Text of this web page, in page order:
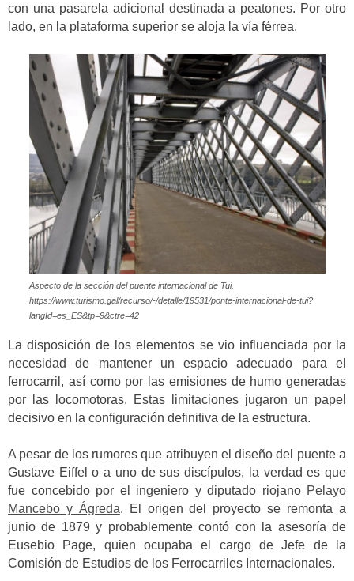
con una pasarela adicional destinada a peatones. Por otro
lado, en la plataforma superior se aloja la vía férrea.
Aspecto de la sección del puente internacional de Tui.
https://www.turismo.gal/recurso/-/detalle/19531/ponte-internacional-de-tui?
langId=es_ES&tp=9&ctre=42
La disposición de los elementos se vio influenciada por la
necesidad de mantener un espacio adecuado para el
ferrocarril, así como por las emisiones de humo generadas
por las locomotoras. Estas limitaciones jugaron un papel
decisivo en la configuración definitiva de la estructura.
A pesar de los rumores que atribuyen el diseño del puente a
Gustave Eiffel o a uno de sus discípulos, la verdad es que
fue concebido por el ingeniero y diputado riojano Pelayo
Mancebo y Ágreda. El origen del proyecto se remonta a
junio de 1879 y probablemente contó con la asesoría de
Eusebio Page, quien ocupaba el cargo de Jefe de la
Comisión de Estudios de los Ferrocarriles Internacionales.